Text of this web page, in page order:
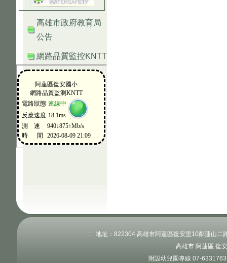
高雄市政府教育局
公告
網路品質監控KNTT
:::
地址：822304 高雄市阿蓮區復安里10鄰蓮山
高雄市 阿蓮區 復
附設幼兒園專線 07-